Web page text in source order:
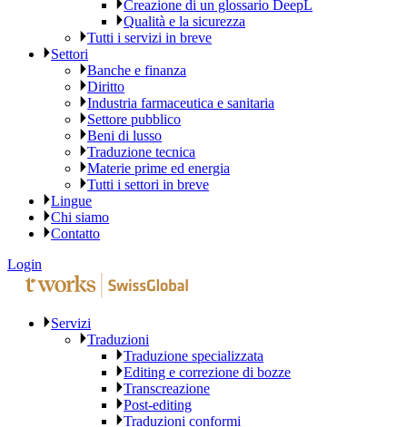
Creazione di un glossario DeepL
Qualità e la sicurezza
Tutti i servizi in breve
Settori
Banche e finanza
Diritto
Industria farmaceutica e sanitaria
Settore pubblico
Beni di lusso
Traduzione tecnica
Materie prime ed energia
Tutti i settori in breve
Lingue
Chi siamo
Contatto
Login
Servizi
Traduzioni
Traduzione specializzata
Editing e correzione di bozze
Transcreazione
Post-editing
Traduzioni conformi